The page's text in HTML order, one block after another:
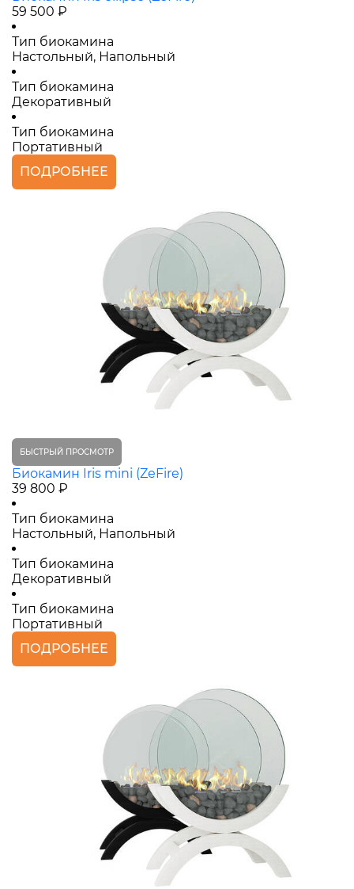
59 500 ₽
Тип биокамина
Настольный, Напольный
Тип биокамина
Декоративный
Тип биокамина
Портативный
ПОДРОБНЕЕ
БЫСТРЫЙ ПРОСМОТР
Биокамин Iris mini (ZeFire)
39 800 ₽
Тип биокамина
Настольный, Напольный
Тип биокамина
Декоративный
Тип биокамина
Портативный
ПОДРОБНЕЕ